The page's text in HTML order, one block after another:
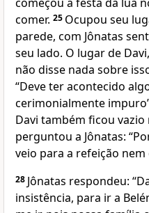
comer. 25 Ocupou seu
parede, com Jônatas
seu lado. O lugar de
não disse nada sobre
“Deve ter acontecido
cerimonialmente
Davi também ficou vazio
perguntou a Jônatas:
veio para a refeição nem
28 Jônatas respondeu:
insistência, para ir a